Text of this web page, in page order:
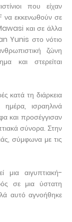
που είχαν
να εκκενωθούν σε
και σε άλλα
Yunis στο νότιο
ζώνη
και στερείται
κατά τη διάρκεια
ισραηλινά
και προσέγγισαν
σύνορα. Στην
σύμφωνα με τις
μια αιγυπτιακή-
σε μια ύστατη
αυτό αγνοήθηκε